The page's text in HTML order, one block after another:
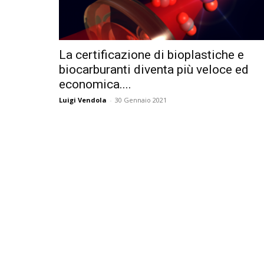
La certificazione di bioplastiche e
biocarburanti diventa più veloce ed
economica....
Luigi Vendola - 30 Gennaio 2021